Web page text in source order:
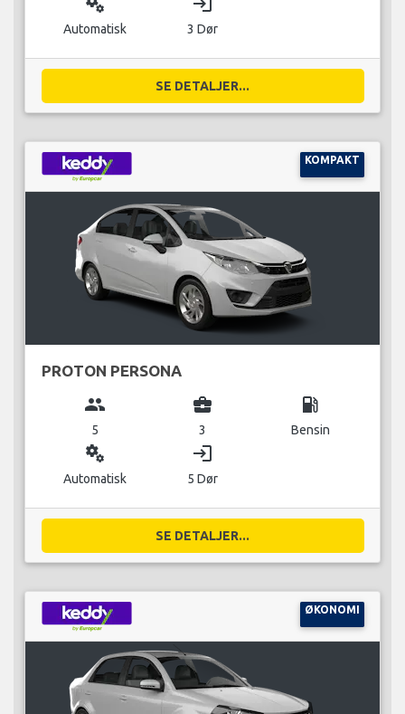
Automatisk 3 Dør
SE DETALJER...
KOMPAKT
PROTON PERSONA
group
5
business_center
3
local_gas_station
Bensin
miscellaneous_services
Automatisk
login
5 Dør
SE DETALJER...
ØKONOMI